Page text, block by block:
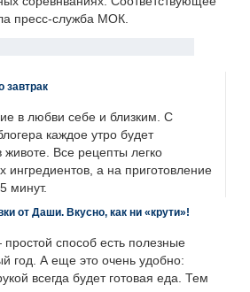
пресс-служба МОК.
завтрак
в любви себе и близким. С
каждое утро будет
животе. Все рецепты легко
ингредиентов, а на приготовление
минут.
от Даши. Вкусно, как ни «крути»!
способ есть полезные
год. А еще это очень удобно:
всегда будет готовая еда. Тем